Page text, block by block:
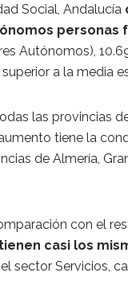
Social, Andalucía
personas
Autónomos),
a la media
las provincias
tiene la
de Almería,
con el
casi los
sector Servicios,